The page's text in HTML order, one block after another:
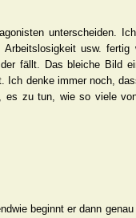
unterscheiden.
usw.
fällt. Das bleiche Bild
denke immer noch,
zu tun, wie so viele
beginnt er dann